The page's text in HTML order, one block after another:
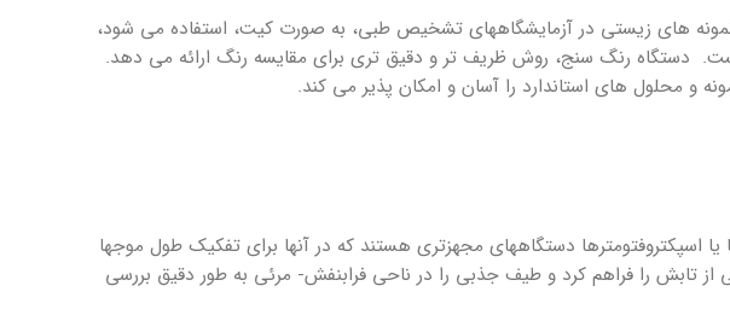
نمونه ­های زیستی در آزمایشگاه­های تشخیص طبی، به صورت کیت، استفاده می­ شود،
دستگاه رنگ­ سنج، روش ظریف ­تر و دقیق ­تری برای مقایسه رنگ ارائه می ­دهد.
و محلول ­های استاندارد را آسان و امکان­ پذیر می­ کند.
اسپکتروفتومترها دستگاه­های مجهزتری هستند که در آن­ها برای تفکیک طول­ موج­ها
از تابش را فراهم کرد و طیف جذبی را در ناحی فرا­بنفش- مرئی به ­طور دقیق بررسی